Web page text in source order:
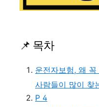
📌 목차
운전자보험, 왜
사람들이 많이 찾
P 4